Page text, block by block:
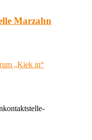
Marzahn
„Kiek in“